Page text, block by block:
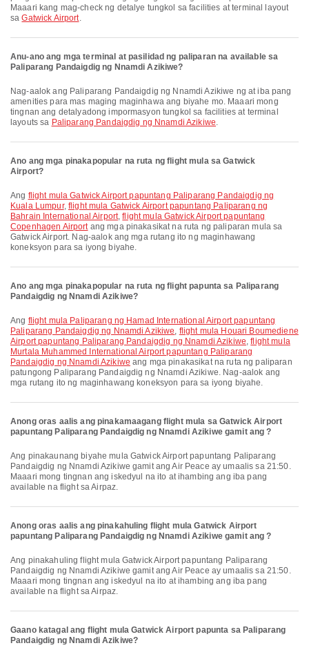
Maaari kang mag-check ng detalye tungkol sa facilities at terminal layout
saGatwick Airport.
Anu-ano ang mga terminal at pasilidad ng paliparan na available sa
Paliparang Pandaigdig ng Nnamdi Azikiwe?
Nag-aalok ang Paliparang Pandaigdig ng Nnamdi Azikiwe ng at iba pang
amenities para mas maging maginhawa ang biyahe mo. Maaari mong
tingnan ang detalyadong impormasyon tungkol sa facilities at terminal
layouts sa Paliparang Pandaigdig ng Nnamdi Azikiwe.
Ano ang mga pinakapopular na ruta ng flight mula sa Gatwick
Airport?
Ang flight mula Gatwick Airport papuntang Paliparang Pandaigdig ng
Kuala Lumpur, flight mula Gatwick Airport papuntang Paliparang ng
Bahrain International Airport,flight mula Gatwick Airport papuntang
Copenhagen Airportang mga pinakasikat na ruta ng paliparan mula sa
Gatwick Airport. Nag-aalok ang mga rutang ito ng maginhawang
koneksyon para sa iyong biyahe.
Ano ang mga pinakapopular na ruta ng flight papunta sa Paliparang
Pandaigdig ng Nnamdi Azikiwe?
Ang flight mula Paliparang ng Hamad International Airport papuntang
Paliparang Pandaigdig ng Nnamdi Azikiwe, flight mula Houari Boumediene
Airport papuntang Paliparang Pandaigdig ng Nnamdi Azikiwe,flight mula
Murtala Muhammed International Airport papuntang Paliparang
Pandaigdig ng Nnamdi Azikiwe ang mga pinakasikat na ruta ng paliparan
patungong Paliparang Pandaigdig ng Nnamdi Azikiwe. Nag-aalok ang
mga rutang ito ng maginhawang koneksyon para sa iyong biyahe.
Anong oras aalis ang pinakamaagang flight mula sa Gatwick Airport
papuntang Paliparang Pandaigdig ng Nnamdi Azikiwe gamit ang ?
Ang pinakaunang biyahe mula Gatwick Airport papuntang Paliparang
Pandaigdig ng Nnamdi Azikiwe gamit ang Air Peace ay umaalis sa 21:50.
Maaari mong tingnan ang iskedyul na ito at ihambing ang iba pang
available na flight sa Airpaz.
Anong oras aalis ang pinakahuling flight mula Gatwick Airport
papuntang Paliparang Pandaigdig ng Nnamdi Azikiwe gamit ang ?
Ang pinakahuling flight mula Gatwick Airport papuntang Paliparang
Pandaigdig ng Nnamdi Azikiwe gamit ang Air Peace ay umaalis sa 21:50.
Maaari mong tingnan ang iskedyul na ito at ihambing ang iba pang
available na flight sa Airpaz.
Gaano katagal ang flight mula Gatwick Airport papunta sa Paliparang
Pandaigdig ng Nnamdi Azikiwe?